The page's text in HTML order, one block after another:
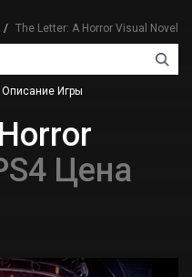
The Letter: A Horror Visual Novel
Описание Игры
Цена